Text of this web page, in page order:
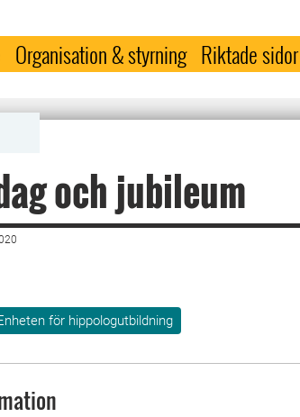
Organisation & styrning Riktade sidor
och jubileum
för hippologutbildning